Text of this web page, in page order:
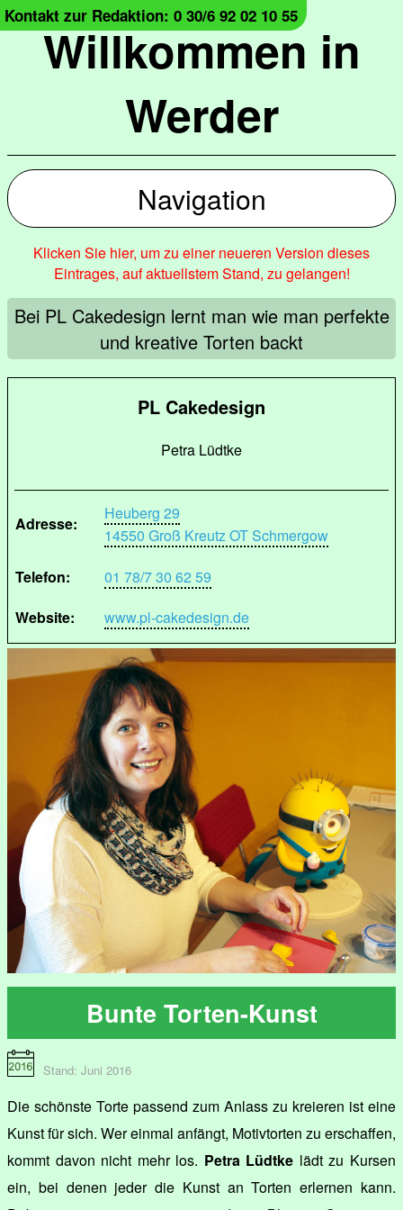
Willkommen in
Werder
Kontakt zur Redaktion: 0 30/6 92 02 10 55
Navigation
Klicken Sie hier, um zu einer neueren Version dieses
Eintrages, auf aktuellstem Stand, zu gelangen!
Bei PL Cakedesign lernt man wie man perfekte
und kreative Torten backt
PL Cakedesign
Petra Lüdtke
Adresse:
Heuberg 29
14550 Groß Kreutz OT Schmergow
Telefon:
01 78/7 30 62 59
Website:
www.pl-cakedesign.de
Bunte Torten-Kunst
Stand: Juni 2016
Die schönste Torte passend zum Anlass zu kreieren ist eine
Kunst für sich. Wer einmal anfängt, Motivtorten zu erschaffen,
kommt davon nicht mehr los. Petra Lüdtke lädt zu Kursen
ein, bei denen jeder die Kunst an Torten erlernen kann.